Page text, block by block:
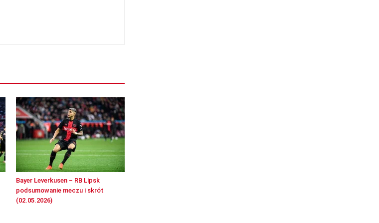
Bayer Leverkusen – RB Lipsk
podsumowanie meczu i skrót
(02.05.2026)